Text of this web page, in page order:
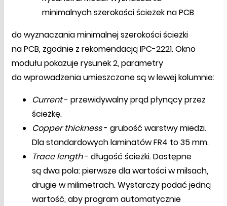
minimalnych szerokości ścieżek na PCB
do wyznaczania minimalnej szerokości ścieżki
na PCB, zgodnie z rekomendacją IPC-2221. Okno
modułu pokazuje rysunek 2, parametry
do wprowadzenia umieszczone są w lewej kolumnie:
Current- przewidywalny prąd płynący przez
ścieżkę.
Copper thickness- grubość warstwy miedzi.
Dla standardowych laminatów FR4 to 35 mm.
Trace length- długość ścieżki. Dostępne
są dwa pola: pierwsze dla wartości w milsach,
drugie w milimetrach. Wystarczy podać jedną
wartość, aby program automatycznie